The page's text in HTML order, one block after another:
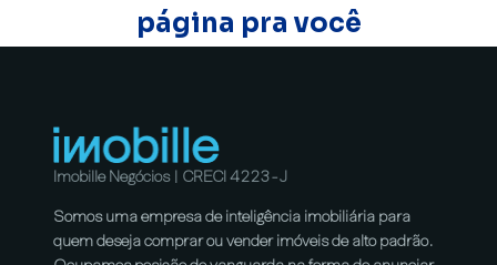
página pra você
Imobille Negócios | CRECI 4223-J
Somos uma empresa de inteligência imobiliária para
quem deseja comprar ou vender imóveis de alto padrão.